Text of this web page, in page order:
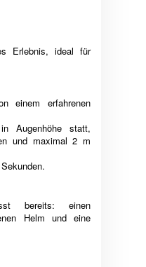
Erlebnis, ideal für
einem erfahrenen
Augenhöhe statt,
und maximal 2 m
bereits: einen
Helm und eine